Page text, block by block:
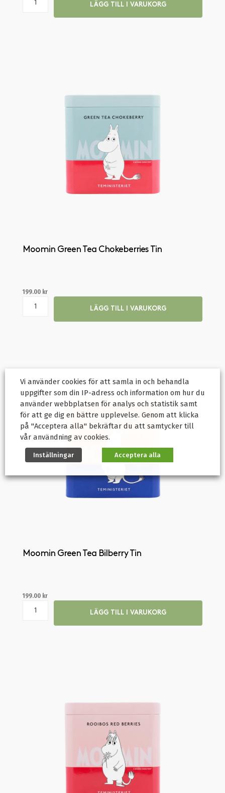
LÄGG TILL I VARUKORG
Moomin Green Tea Chokeberries Tin
199.00 kr
LÄGG TILL I VARUKORG
Moomin Green Tea Bilberry Tin
199.00 kr
LÄGG TILL I VARUKORG
Vi använder cookies för att samla in och behandla
uppgifter som din IP-adress och information om hur du
använder webbplatsen för analys och statistik samt
för att ge dig en bättre upplevelse. Genom att klicka
på "Acceptera alla" bekräftar du att samtycker till
vår användning av cookies.
Inställningar Acceptera alla